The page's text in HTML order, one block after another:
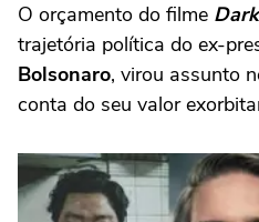
O orçamento do filme
trajetória política do ex-
Bolsonaro, virou assunto
conta do seu valor